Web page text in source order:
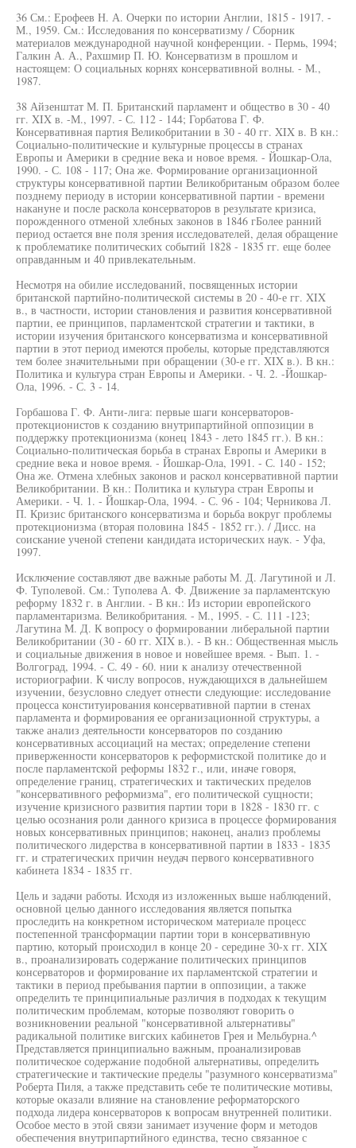
36 См.: Ерофеев Н. А. Очерки по истории Англии, 1815 - 1917. -
М., 1959. См.: Исследования по консерватизму / Сборник
материалов международной научной конференции. - Пермь, 1994;
Галкин А. А., Рахшмир П. Ю. Консерватизм в прошлом и
настоящем: О социальных корнях консервативной волны. - М.,
1987.
38 Айзенштат М. П. Британский парламент и общество в 30 - 40
гг. XIX в. -М., 1997. - С. 112 - 144; Горбатова Г. Ф.
Консервативная партия Великобритании в 30 - 40 гг. XIX в. В кн.:
Социально-политические и культурные процессы в странах
Европы и Америки в средние века и новое время. - Йошкар-Ола,
1990. - С. 108 - 117; Она же. Формирование организационной
структуры консервативной партии Великобританым образом более
позднему периоду в истории консервативной партии - времени
накануне и после раскола консерваторов в результате кризиса,
порожденного отменой хлебных законов в 1846 гБолее ранний
период остается вне поля зрения исследователей, делая обращение
к проблематике политических событий 1828 - 1835 гг. еще более
оправданным и 40 привлекательным.
Несмотря на обилие исследований, посвященных истории
британской партийно-политической системы в 20 - 40-е гг. XIX
в., в частности, истории становления и развития консервативной
партии, ее принципов, парламентской стратегии и тактики, в
истории изучения британского консерватизма и консервативной
партии в этот период имеются пробелы, которые представляются
тем более значительными при обращении (30-е гг. XIX в.). В кн.:
Политика и культура стран Европы и Америки. - Ч. 2. -Йошкар-
Ола, 1996. - С. 3 - 14.
Горбашова Г. Ф. Анти-лига: первые шаги консерваторов-
протекционистов к созданию внутрипартийной оппозиции в
поддержку протекционизма (конец 1843 - лето 1845 гг.). В кн.:
Социально-политическая борьба в странах Европы и Америки в
средние века и новое время. - Йошкар-Ола, 1991. - С. 140 - 152;
Она же. Отмена хлебных законов и раскол консервативной партии
Великобритании. В кн.: Политика и культура стран Европы и
Америки. - Ч. 1. - Йошкар-Ола, 1994. - С. 96 - 104; Черникова Л.
П. Кризис британского консерватизма и борьба вокруг проблемы
протекционизма (вторая половина 1845 - 1852 гг.). / Дисс. на
соискание ученой степени кандидата исторических наук. - Уфа,
1997.
Исключение составляют две важные работы М. Д. Лагутиной и Л.
Ф. Туполевой. См.: Туполева А. Ф. Движение за парламентскую
реформу 1832 г. в Англии. - В кн.: Из истории европейского
парламентаризма. Великобритания. - М., 1995. - С. 111 -123;
Лагутина М. Д. К вопросу о формировании либеральной партии
Великобритании (30 - 60 гг. XIX в.). - В кн.: Общественная мысль
и социальные движения в новое и новейшее время. - Вып. 1. -
Волгоград, 1994. - С. 49 - 60. нии к анализу отечественной
историографии. К числу вопросов, нуждающихся в дальнейшем
изучении, безусловно следует отнести следующие: исследование
процесса конституирования консервативной партии в стенах
парламента и формирования ее организационной структуры, а
также анализ деятельности консерваторов по созданию
консервативных ассоциаций на местах; определение степени
приверженности консерваторов к реформистской политике до и
после парламентской реформы 1832 г., или, иначе говоря,
определение границ, стратегических и тактических пределов
"консервативного реформизма", его политической сущности;
изучение кризисного развития партии тори в 1828 - 1830 гг. с
целью осознания роли данного кризиса в процессе формирования
новых консервативных принципов; наконец, анализ проблемы
политического лидерства в консервативной партии в 1833 - 1835
гг. и стратегических причин неудач первого консервативного
кабинета 1834 - 1835 гг.
Цель и задачи работы. Исходя из изложенных выше наблюдений,
основной целью данного исследования является попытка
проследить на конкретном историческом материале процесс
постепенной трансформации партии тори в консервативную
партию, который происходил в конце 20 - середине 30-х гг. XIX
в., проанализировать содержание политических принципов
консерваторов и формирование их парламентской стратегии и
тактики в период пребывания партии в оппозиции, а также
определить те принципиальные различия в подходах к текущим
политическим проблемам, которые позволяют говорить о
возникновении реальной "консервативной альтернативы"
радикальной политике вигских кабинетов Грея и Мельбурна.^
Представляется принципиально важным, проанализировав
политическое содержание подобной альтернативы, определить
стратегические и тактические пределы "разумного консерватизма"
Роберта Пиля, а также представить себе те политические мотивы,
которые оказали влияние на становление реформаторского
подхода лидера консерваторов к вопросам внутренней политики.
Особое место в этой связи занимает изучение форм и методов
обеспечения внутрипартийного единства, тесно связанное с